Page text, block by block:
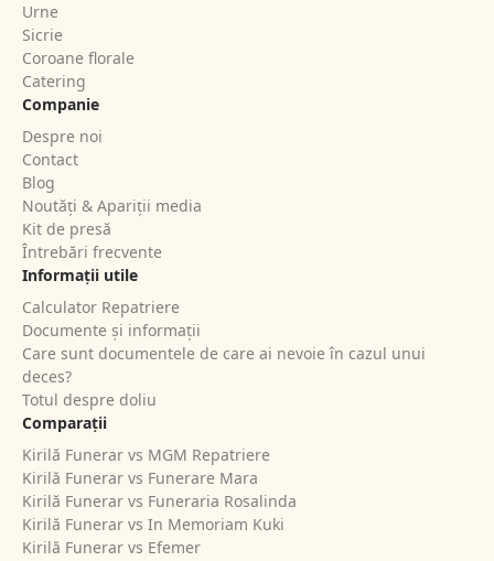
Urne
Sicrie
Coroane florale
Catering
Companie
Despre noi
Contact
Blog
Noutăți & Apariții media
Kit de presă
Întrebări frecvente
Informații utile
Calculator Repatriere
Documente și informații
Care sunt documentele de care ai nevoie în cazul unui
deces?
Totul despre doliu
Comparații
Kirilă Funerar vs MGM Repatriere
Kirilă Funerar vs Funerare Mara
Kirilă Funerar vs Funeraria Rosalinda
Kirilă Funerar vs In Memoriam Kuki
Kirilă Funerar vs Efemer